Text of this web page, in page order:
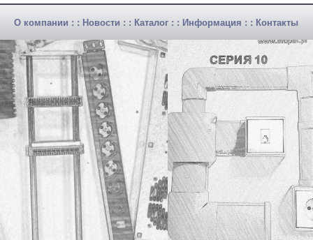
О компании : : Новости : : Каталог : : Информация : : Контакты